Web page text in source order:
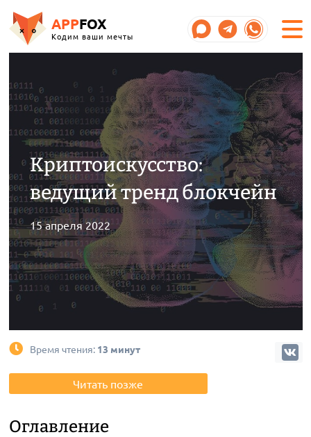
APPFOX
Кодим ваши мечты
Криптоискусство:
ведущий тренд блокчейн
15 апреля 2022
Время чтения: 13 минут
Читать позже
Оглавление